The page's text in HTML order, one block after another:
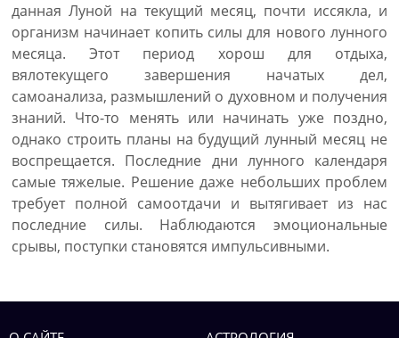
данная Луной на текущий месяц, почти иссякла, и
организм начинает копить силы для нового лунного
месяца. Этот период хорош для отдыха,
вялотекущего завершения начатых дел,
самоанализа, размышлений о духовном и получения
знаний. Что-то менять или начинать уже поздно,
однако строить планы на будущий лунный месяц не
воспрещается. Последние дни лунного календаря
самые тяжелые. Решение даже небольших проблем
требует полной самоотдачи и вытягивает из нас
последние силы. Наблюдаются эмоциональные
срывы, поступки становятся импульсивными.